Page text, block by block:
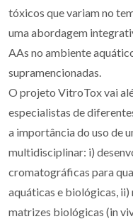
tóxicos que variam no
uma abordagem
AAs no ambiente
supramencionadas.
O projeto VitroTox vai
especialistas de
a importância do uso de
multidisciplinar: i)
cromatográficas para
aquáticas e biológicas,
matrizes biológicas (in